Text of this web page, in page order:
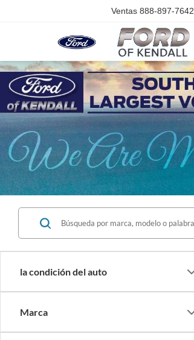
Ventas 888-897-7642
la condición del auto
Marca